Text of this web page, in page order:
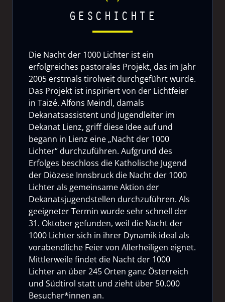
GESCHICHTE
Die Nacht der 1000 Lichter ist ein
erfolgreiches pastorales Projekt, das im Jahr
2005 erstmals tirolweit durchgeführt wurde.
Das Projekt ist inspiriert von der Lichtfeier
in Taizé. Alfons Meindl, damals
Dekanatsassistent und Jugendleiter im
Dekanat Lienz, griff diese Idee auf und
begann in Lienz eine „Nacht der 1000
Lichter“ durchzuführen. Aufgrund des
Erfolges beschloss die Katholische Jugend
der Diözese Innsbruck die Nacht der 1000
Lichter als gemeinsame Aktion der
Dekanatsjugendstellen durchzuführen. Als
geeigneter Termin wurde sehr schnell der
31. Oktober gefunden, weil die Nacht der
1000 Lichter sich in ihrer Dynamik ideal als
vorabendliche Feier von Allerheiligen eignet.
Mittlerweile findet die Nacht der 1000
Lichter an über 245 Orten ganz Österreich
und Südtirol statt und zieht über 50.000
Besucher*innen an.